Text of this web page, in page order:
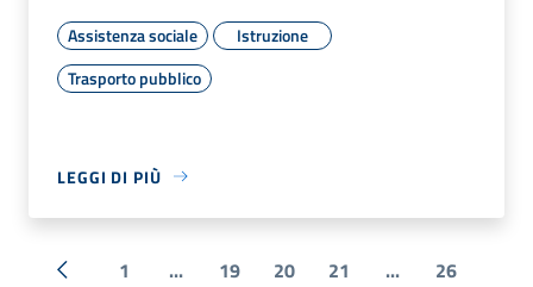
Assistenza sociale
Istruzione
Trasporto pubblico
LEGGI DI PIÙ
1 ... 19 20 21 ... 26